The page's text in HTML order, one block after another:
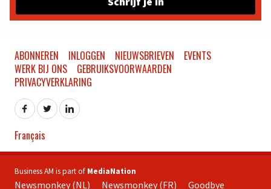
ABONNEREN INLOGGEN NIEUWSBRIEVEN
EVENTS
WERK BIJ ONS
GEBRUIKSVOORWAARDEN
PRIVACYVERKLARING
Français
Business AM is part of MediaNation
Newsmonkey (NL) Newsmonkey (FR) Goodbye